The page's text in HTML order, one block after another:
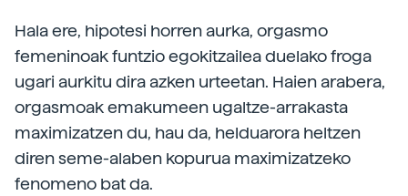
Hala ere, hipotesi horren aurka, orgasmo
femeninoak funtzio egokitzailea duelako froga
ugari aurkitu dira azken urteetan. Haien arabera,
orgasmoak emakumeen ugaltze-arrakasta
maximizatzen du, hau da, helduarora heltzen
diren seme-alaben kopurua maximizatzeko
fenomeno bat da.